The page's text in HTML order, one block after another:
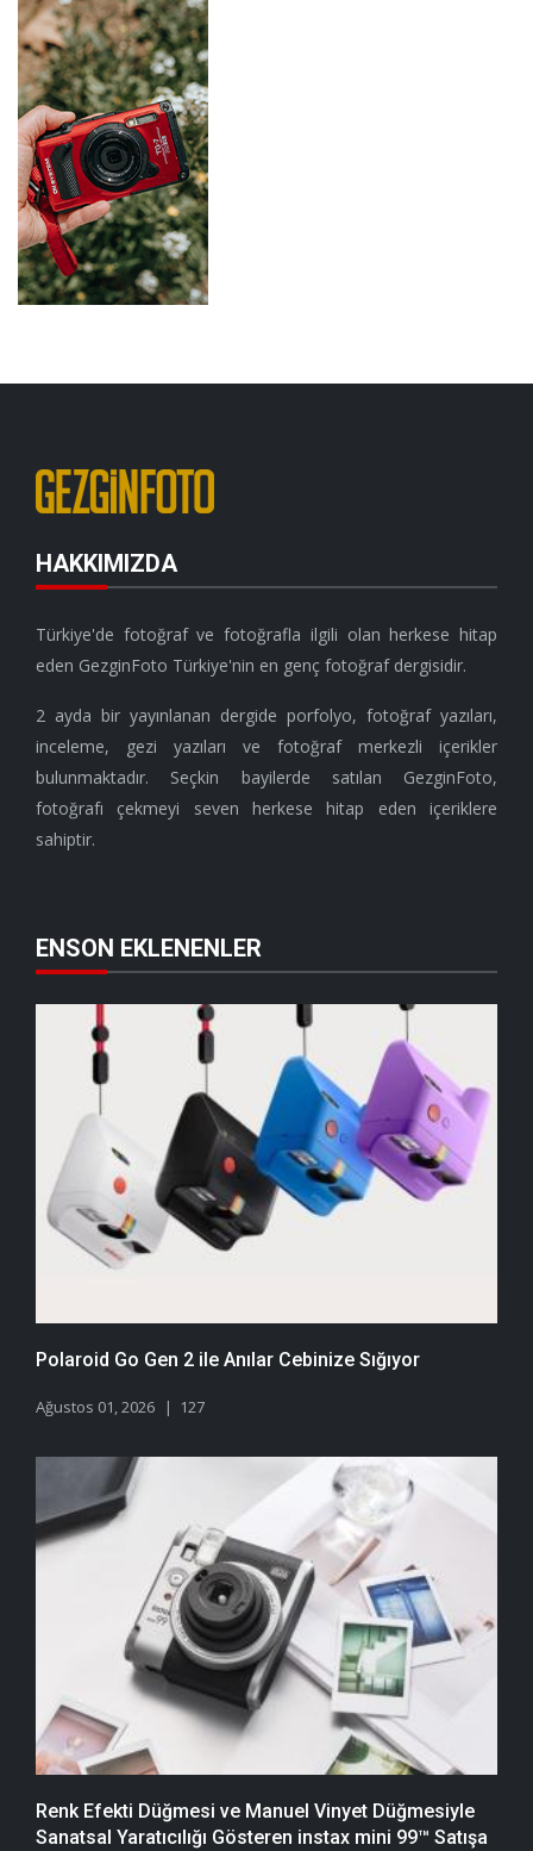
HAKKIMIZDA
Türkiye'de fotoğraf ve fotoğrafla ilgili olan herkese hitap
eden GezginFoto Türkiye'nin en genç fotoğraf dergisidir.
2 ayda bir yayınlanan dergide porfolyo, fotoğraf yazıları,
inceleme, gezi yazıları ve fotoğraf merkezli içerikler
bulunmaktadır. Seçkin bayilerde satılan GezginFoto,
fotoğrafı çekmeyi seven herkese hitap eden içeriklere
sahiptir.
ENSON EKLENENLER
Polaroid Go Gen 2 ile Anılar Cebinize Sığıyor
Ağustos 01, 2026 127
Renk Efekti Düğmesi ve Manuel Vinyet Düğmesiyle
Sanatsal Yaratıcılığı Gösteren instax mini 99™ Satışa